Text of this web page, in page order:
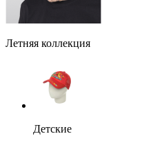
Летняя коллекция
Детские